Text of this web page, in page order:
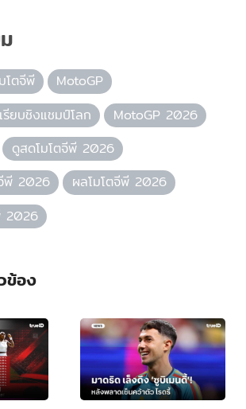
โตจีพี
MotoGP
ยบชิงแชมป์โลก
MotoGP 2026
ดูสดโมโตจีพี 2026
พี 2026
ผลโมโตจีพี 2026
2026
ข้อง